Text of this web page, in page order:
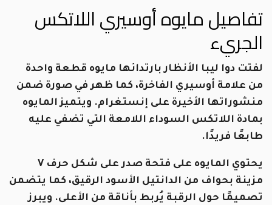
تفاصيل مايوه أوسيري اللاتكس
الجريء
لفتت دوا ليبا الأنظار بارتدائها مايوه قطعة واحدة
من علامة أوسيري الفاخرة، كما ظهر في صورة ضمن
منشوراتها الأخيرة على إنستغرام. ويتميز المايوه
بمادة اللاتكس السوداء اللامعة التي تضفي عليه
طابعًا فريدًا.
يحتوي المايوه على فتحة صدر على شكل حرف V
مزينة بحواف من الدانتيل الأسود الرقيق، كما يتضمن
تصميمًا حول الرقبة يُربط بأناقة من الأعلى. ويبرز